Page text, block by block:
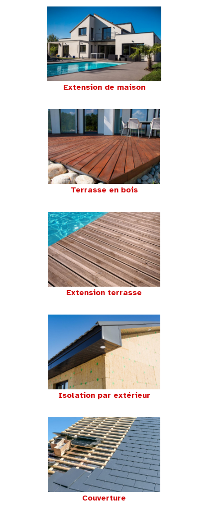
Extension de maison
Terrasse en bois
Extension terrasse
Isolation par extérieur
Couverture